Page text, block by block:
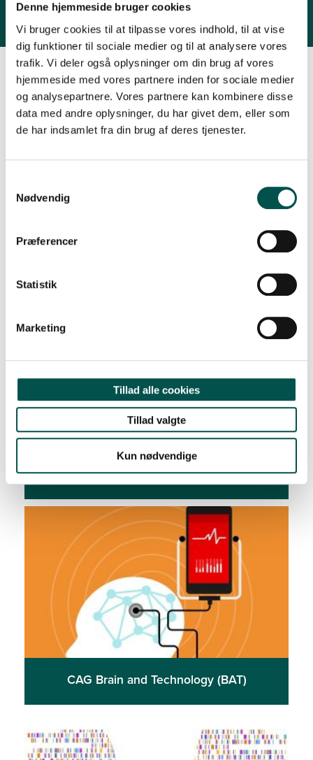
Denne hjemmeside bruger cookies
Vi bruger cookies til at tilpasse vores indhold, til at vise
dig funktioner til sociale medier og til at analysere vores
trafik. Vi deler også oplysninger om din brug af vores
hjemmeside med vores partnere inden for sociale medier
og analysepartnere. Vores partnere kan kombinere disse
data med andre oplysninger, du har givet dem, eller som
de har indsamlet fra din brug af deres tjenester.
Nødvendig
Præferencer
Statistik
Marketing
Tillad alle cookies
Tillad valgte
Kun nødvendige
CAG Accelerating Clinical Integration of
CAG Allergy (ALLERGY)
CAG Brain and Technology (BAT)